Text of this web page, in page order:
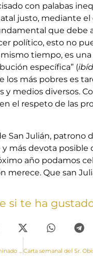
con palabas
justo, mediante el
que debe
político, esto no
tiempo, es una
específica” (
los más pobres es
y medios diversos.
el respeto de las
San Julián, patrono
más devota posible
año podamos
Que san
si te ha
2 de febrero, Jornada de la Vida Consagrada «Caminado en esperanza»